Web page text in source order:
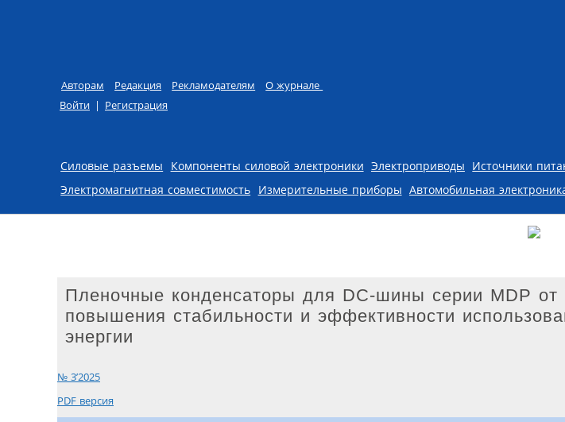
Авторам Редакция Рекламодателям
О журнале
Войти | Регистрация
Skip to content
Силовые разъемы Компоненты силовой электроники Электроприводы Источники
Электромагнитная совместимость Измерительные приборы Автомобильная
Пленочные конденсаторы для DC-шины серии MDP
повышения стабильности и эффективности
энергии
№ 3’2025
PDF версия